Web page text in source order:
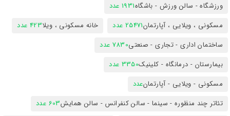
ورزشگاه - سالن ورزش - باشگاه1931 عدد
مسکونی ، ویلایی ، آپارتمان25471 عدد خانه مسکونی ، ویلا423 عدد
ساختمان اداری - تجاری - صنعتی7830 عدد
بیمارستان - درمانگاه - کلینیک3350 عدد
مسکونی - ویلایی - آپارتمانعدد
تئاتر چند منظوره - سینما - سالن کنفرانس - سالن همایش603 عدد